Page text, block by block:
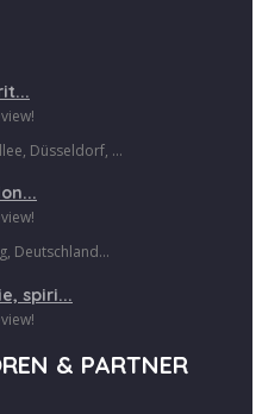
Düsseldorf, ...
Deutschland...
spiri...
& PARTNER